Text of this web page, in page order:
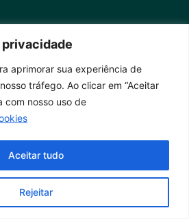
privacidade
aprimorar sua experiência de
tráfego. Ao clicar em “Aceitar
com nosso uso de
Rejeitar
Aceitar tudo